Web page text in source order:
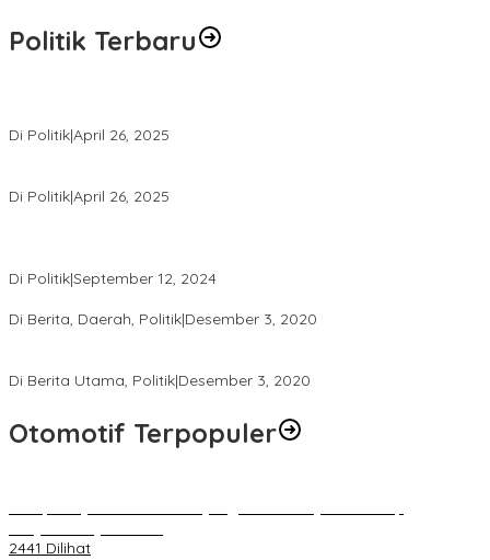
Politik Terbaru
Di Politik|April 26, 2025
Di Politik|April 26, 2025
Di Politik|September 12, 2024
Di Berita, Daerah, Politik|Desember 3, 2020
Di Berita Utama, Politik|Desember 3, 2020
Otomotif Terpopuler
2441 Dilihat